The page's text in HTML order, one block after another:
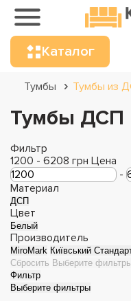
Каталог
Тумбы Тумбы из
Тумбы ДСП
Фильтр
1200 - 6208 грн Цена
-
Материал
ДСП
Цвет
Белый
Производитель
MiroMark Київський
Сбросить Выберите
Фильтр
Выберите фильтры